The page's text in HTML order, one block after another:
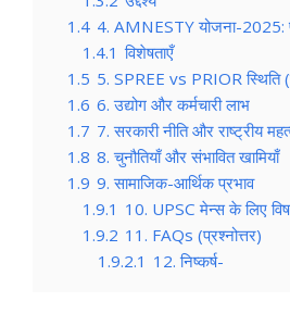
1.4 4. AMNESTY योजना-2025:
1.4.1 विशेषताएँ
1.5 5. SPREE vs PRIOR स्थिति
1.6 6. उद्योग और कर्मचारी लाभ
1.7 7. सरकारी नीति और राष्ट्रीय
1.8 8. चुनौतियाँ और संभावित खामियाँ
1.9 9. सामाजिक-आर्थिक प्रभाव
1.9.1 10. UPSC मेन्स के लिए
1.9.2 11. FAQs (प्रश्नोत्तर)
1.9.2.1 12. निष्कर्ष-